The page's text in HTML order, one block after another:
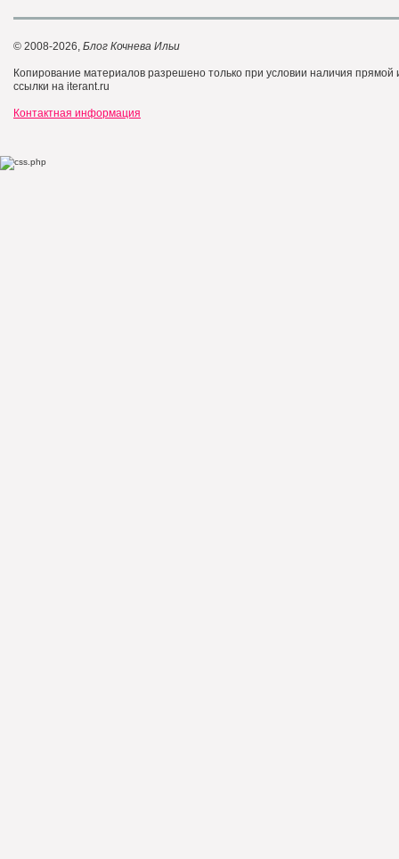
© 2008-2026, Блог Кочнева Ильи
Копирование материалов разрешено только при условии наличия прямой
ссылки на iterant.ru
Контактная информация